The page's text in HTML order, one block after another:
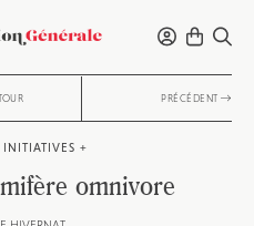
PRÉCÉDENT
INITIATIVES +
omnivore